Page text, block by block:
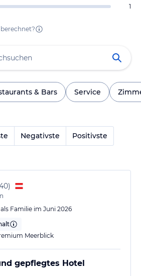
1
& Bars Service
Negativste Positivste
)
als Familie im Juni 2026
Meerblick
gepflegtes Hotel